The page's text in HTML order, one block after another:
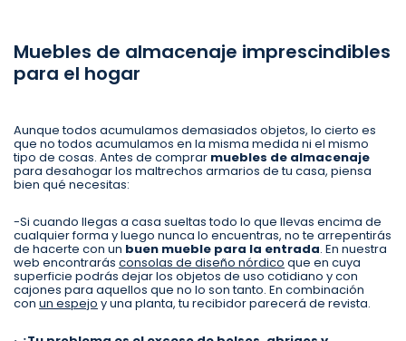
Muebles de almacenaje imprescindibles
para el hogar
Aunque todos acumulamos demasiados objetos, lo cierto es
que no todos acumulamos en la misma medida ni el mismo
tipo de cosas. Antes de comprar muebles de almacenaje
para desahogar los maltrechos armarios de tu casa, piensa
bien qué necesitas:
-Si cuando llegas a casa sueltas todo lo que llevas encima de
cualquier forma y luego nunca lo encuentras, no te arrepentirás
de hacerte con un buen mueble para la entrada. En nuestra
web encontrarás consolas de diseño nórdico que en cuya
superficie podrás dejar los objetos de uso cotidiano y con
cajones para aquellos que no lo son tanto. En combinación
con un espejo y una planta, tu recibidor parecerá de revista.